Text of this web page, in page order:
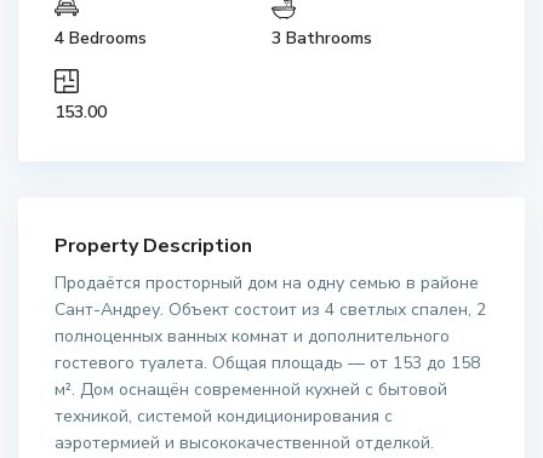
4 Bedrooms 3 Bathrooms
153.00
Property Description
Продаётся просторный дом на одну семью в районе
Сант-Андреу. Объект состоит из 4 светлых спален, 2
полноценных ванных комнат и дополнительного
гостевого туалета. Общая площадь — от 153 до 158
м². Дом оснащён современной кухней с бытовой
техникой, системой кондиционирования с
аэротермией и высококачественной отделкой.